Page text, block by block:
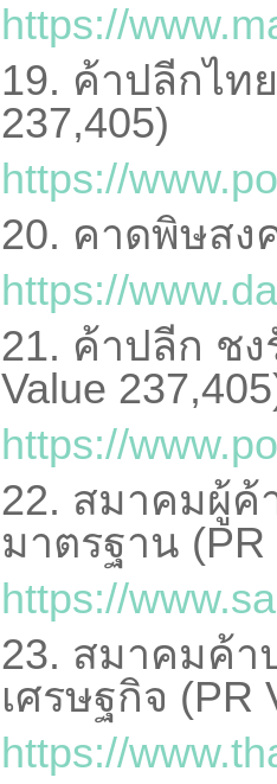
https://
19. ค้าปลีกไท
237,405)
https://
20. คาดพิษสง
https://
21. ค้าปลีก ช
Value
https://
22. สมาคมผู้ค้
มาตรฐาน (
https://
23. สมาคมค้า
เศรษฐกิจ (PR
https://